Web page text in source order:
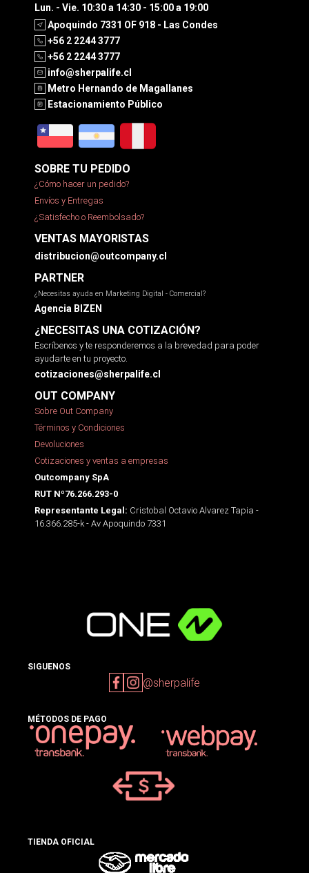
Lun. - Vie. 10:30 a 14:30 - 15:00 a 19:00
Apoquindo 7331 OF 918 - Las Condes
+56 2 2244 3777
+56 2 2244 3777
info@sherpalife.cl
Metro Hernando de Magallanes
Estacionamiento Público
SOBRE TU PEDIDO
¿Cómo hacer un pedido?
Envíos y Entregas
¿Satisfecho o Reembolsado?
VENTAS MAYORISTAS
distribucion@outcompany.cl
PARTNER
¿Necesitas ayuda en Marketing Digital - Comercial?
Agencia BIZEN
¿NECESITAS UNA COTIZACIÓN?
Escríbenos y te responderemos a la brevedad para poder
ayudarte en tu proyecto.
cotizaciones@sherpalife.cl
OUT COMPANY
Sobre Out Company
Términos y Condiciones
Devoluciones
Cotizaciones y ventas a empresas
Outcompany SpA
RUT Nº76.266.293-0
Representante Legal: Cristobal Octavio Alvarez Tapia -
16.366.285-k - Av Apoquindo 7331
SIGUENOS
@sherpalife
MÉTODOS DE PAGO
TIENDA OFICIAL